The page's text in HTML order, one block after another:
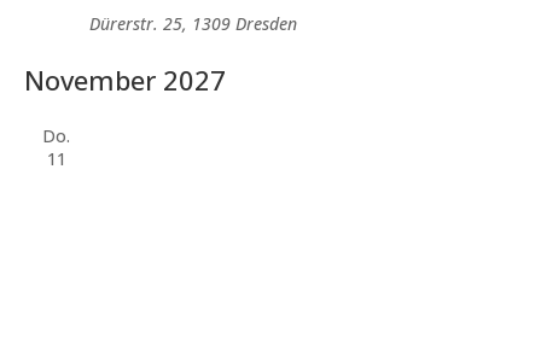
Dürerstr. 25, 1309 Dresden
November 2027
Do.
11